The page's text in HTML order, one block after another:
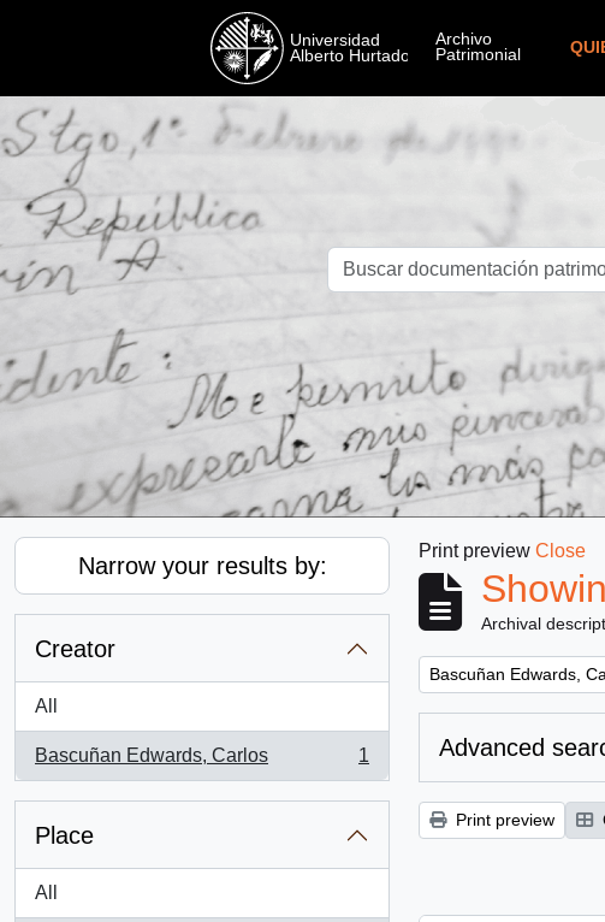
Narrow your results by:
Creator
All
Bascuñan Edwards, Carlos
, 1 results
1
Place
All
Print preview Close
Archival
Remove filter:
Bascuñan Edwards,
Advanced
Print preview